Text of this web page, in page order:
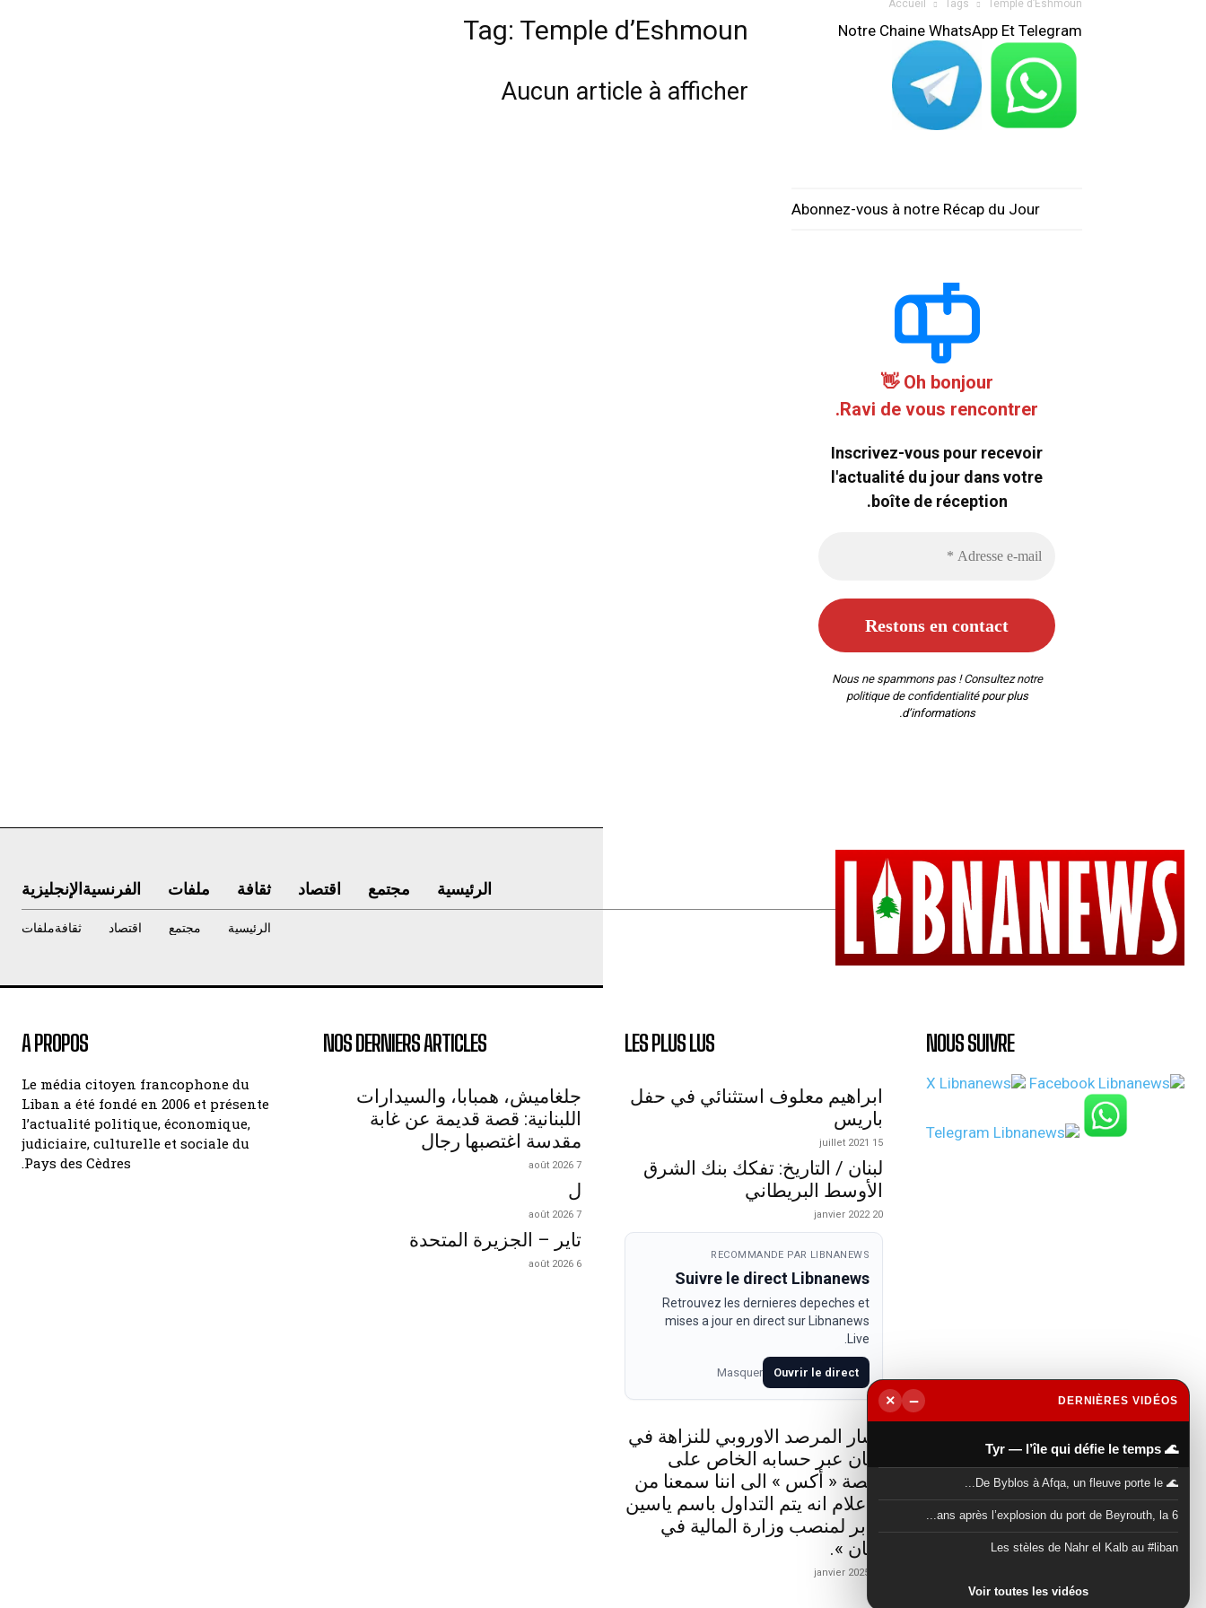
Accueil Tags Temple d’Eshmoun
Tag: Temple d’Eshmoun
Aucun article à afficher
Notre Chaine WhatsApp Et Telegram
Abonnez-vous à notre Récap du Jour
Oh bonjour 👋
Ravi de vous rencontrer.
Inscrivez-vous pour recevoir
l'actualité du jour dans votre
boîte de réception.
Nous ne spammons pas ! Consultez notre
politique de confidentialitépour plus
d’informations.
الرئيسية مجتمع اقتصاد ثقافة ملفات الفرنسيةالإنجليزية
الرئيسية مجتمع اقتصاد ثقافةملفات
A PROPOS
Le média citoyen francophone du
Liban a été fondé en 2006 et présente
l’actualité politique, économique,
judiciaire, culturelle et sociale du
Pays des Cèdres.
NOS DERNIERS ARTICLES
جلغاميش، همبابا، والسيدارات
اللبنانية: قصة قديمة عن غابة
مقدسة اغتصبها رجال
7 août 2026
ل
7 août 2026
تاير – الجزيرة المتحدة
6 août 2026
LES PLUS LUS
ابراهيم معلوف استثنائي في حفل
باريس
15 juillet 2021
لبنان / التاريخ: تفكك بنك الشرق
الأوسط البريطاني
20 janvier 2022
RECOMMANDE PAR LIBNANEWS
Suivre le direct Libnanews
Retrouvez les dernieres depeches et
mises a jour en direct sur Libnanews
Live.
Ouvrir le direct
Masquer
أشار المرصد الاوروبي للنزاهة في
لبنان عبر حسابه الخاص على
منصة « أكس » الى اننا سمعنا من
الاعلام انه يتم التداول باسم ياسين
جابر لمنصب وزارة المالية في
لبنان ».
NOUS SUIVRE
DERNIÈRES VIDÉOS
−
×
🌊 Tyr — l’île qui défie le temps
🌊 De Byblos à Afqa, un fleuve porte le...
6 ans après l’explosion du port de Beyrouth, la...
Les stèles de Nahr el Kalb au #liban
Voir toutes les vidéos